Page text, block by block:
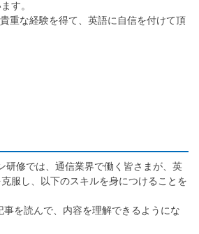
す。
重な経験を得て、英語に自信を付けて頂
研修では、通信業界で働く皆さまが、英
服し、以下のスキルを身につけることを
事を読んで、内容を理解できるようにな